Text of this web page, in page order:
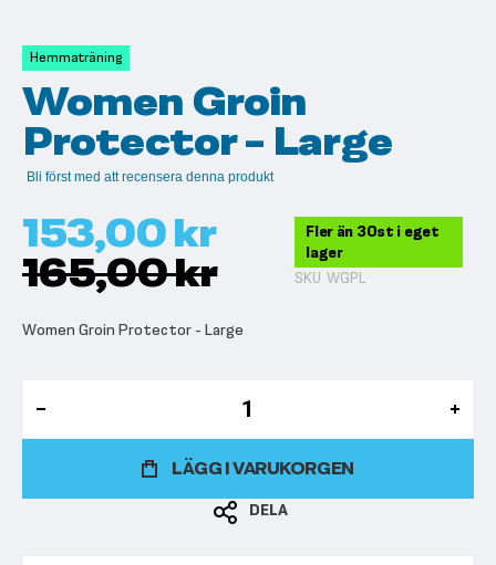
av
bildgalleriet
Hemmaträning
Women Groin
Protector - Large
Bli först med att recensera denna produkt
153,00 kr
165,00 kr
Fler än 30st i eget
lager
SKU WGPL
Women Groin Protector - Large
LÄGG I VARUKORGEN
DELA